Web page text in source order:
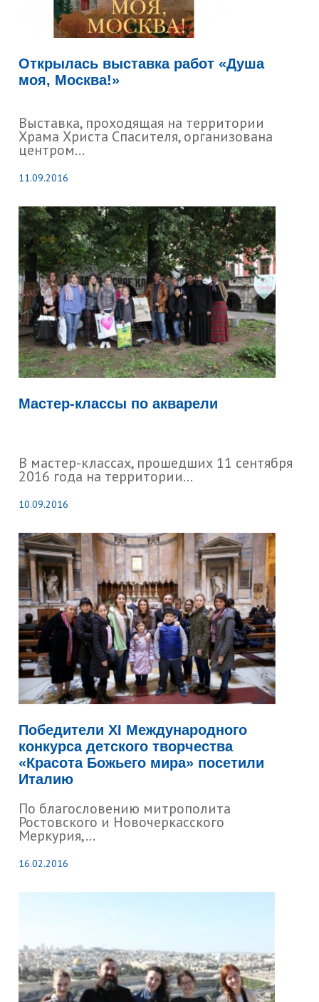
Открылась выставка работ «Душа
моя, Москва!»
Выставка, проходящая на территории
Храма Христа Спасителя, организована
центром...
11.09.2016
Мастер-классы по акварели
В мастер-классах, прошедших 11 сентября
2016 года на территории...
10.09.2016
Победители XI Международного
конкурса детского творчества
«Красота Божьего мира» посетили
Италию
По благословению митрополита
Ростовского и Новочеркасского
Меркурия,...
16.02.2016